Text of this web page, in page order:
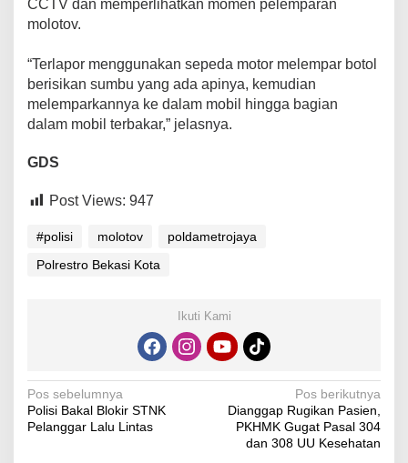
CCTV dan memperlihatkan momen pelemparan
molotov.
“Terlapor menggunakan sepeda motor melempar botol
berisikan sumbu yang ada apinya, kemudian
melemparkannya ke dalam mobil hingga bagian
dalam mobil terbakar,” jelasnya.
GDS
Post Views: 947
#polisi molotov
poldametrojaya
Polrestro Bekasi Kota
Ikuti Kami
Navigasi
pos
Pos sebelumnya
Polisi Bakal Blokir STNK
Pelanggar Lalu Lintas
Pos berikutnya
Dianggap Rugikan Pasien,
PKHMK Gugat Pasal 304
dan 308 UU Kesehatan